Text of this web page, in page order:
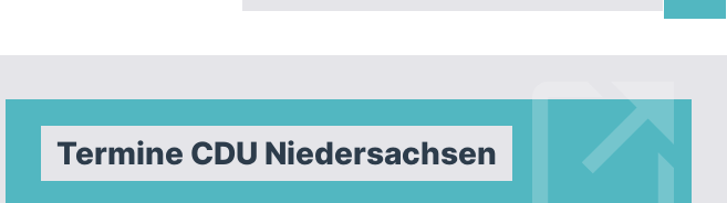
Termine CDU Niedersachsen